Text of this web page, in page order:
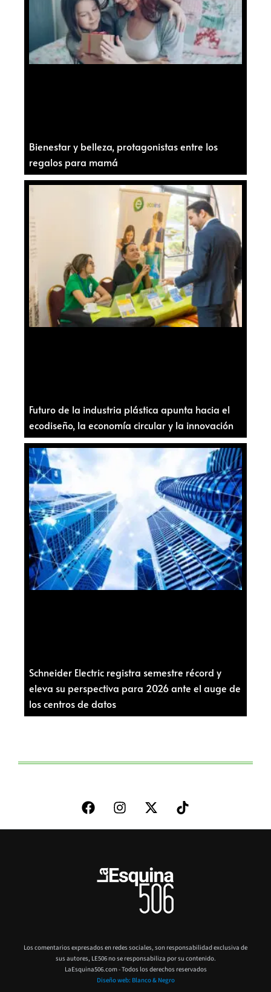
Bienestar y belleza, protagonistas entre los
regalos para mamá
Futuro de la industria plástica apunta hacia el
ecodiseño, la economía circular y la innovación
Schneider Electric registra semestre récord y
eleva su perspectiva para 2026 ante el auge de
los centros de datos
Los comentarios expresados en redes sociales, son responsabilidad exclusiva de
sus autores, LE506 no se responsabiliza por su contenido.
LaEsquina506.com - Todos los derechos reservados
Diseño web: Blanco & Negro